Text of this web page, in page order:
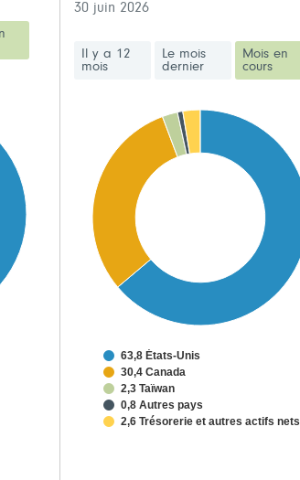
30 juin 2026
Il y a 12
mois
Le mois
dernier
Mois en
cours
63,8 États-Unis
30,4 Canada
2,3 Taïwan
0,8 Autres pays
2,6 Trésorerie et autres actifs nets